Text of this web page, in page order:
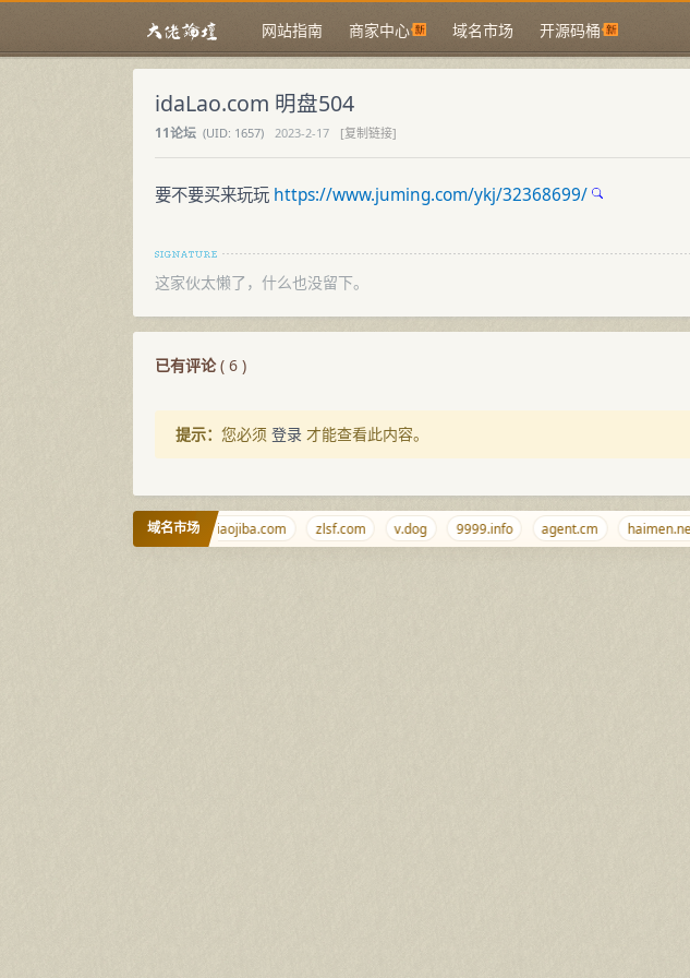
网站指南 商家中心 域名市场 开源码桶
idaLao.com 明盘504
11论坛 (UID: 1657) 2023-2-17
[复制链接]
要不要买来玩玩 https://www.juming.com/ykj/32368699/
这家伙太懒了，什么也没留下。
已有评论( 6 )
提示： 您必须 登录 才能查看此内容。
域名市场
vmdisk.com xiaojiba.com zlsf.com v.dog 9999.info agent.cm haimen.net